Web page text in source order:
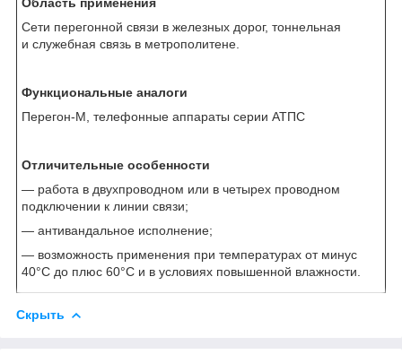
Сети перегонной связи в железных дорог, тоннельная
и служебная связь в метрополитене.
Функциональные аналоги
Перегон-М, телефонные аппараты серии АТПС
Отличительные особенности
— работа в двухпроводном или в четырех проводном
подключении к линии связи;
— антивандальное исполнение;
— возможность применения при температурах от минус
40°С до плюс 60°С и в условиях повышенной влажности.
Скрыть